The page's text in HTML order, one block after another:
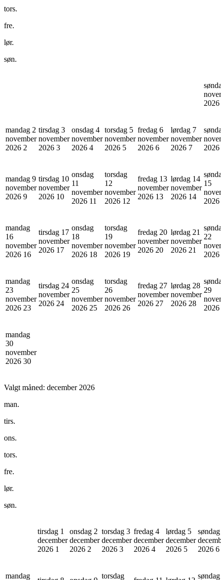
tors.
fre.
lør.
søn.
2026
mandag 2
november
2026 2
tirsdag 3
november
2026 3
onsdag 4
november
2026 4
torsdag 5
november
2026 5
fredag 6
november
2026 6
lørdag 7
november
2026 7
2026
mandag 9
november
2026 9
tirsdag 10
november
2026 10
onsdag
11
november
2026 11
torsdag
12
november
2026 12
fredag 13
november
2026 13
lørdag 14
november
2026 14
15
2026
mandag
16
november
2026 16
tirsdag 17
november
2026 17
onsdag
18
november
2026 18
torsdag
19
november
2026 19
fredag 20
november
2026 20
lørdag 21
november
2026 21
22
2026
mandag
23
november
2026 23
tirsdag 24
november
2026 24
onsdag
25
november
2026 25
torsdag
26
november
2026 26
fredag 27
november
2026 27
lørdag 28
november
2026 28
29
2026
mandag
30
november
2026 30
Valgt måned: december 2026
man.
tirs.
ons.
tors.
fre.
lør.
søn.
tirsdag 1
december
2026 1
onsdag 2
december
2026 2
torsdag 3
december
2026 3
fredag 4
december
2026 4
lørdag 5
december
2026 5
2026 6
mandag torsdag søndag